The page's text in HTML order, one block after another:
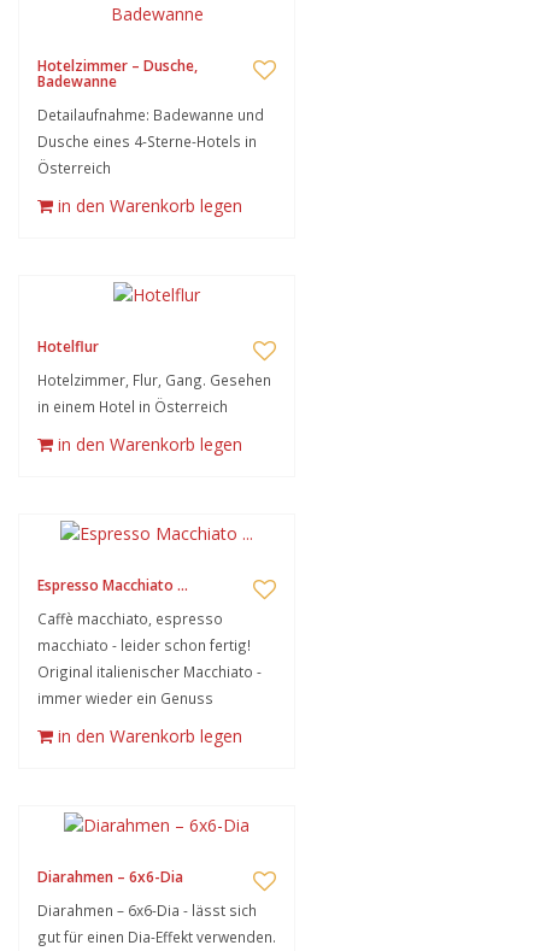
Hotelzimmer – Dusche,
Badewanne
Detailaufnahme: Badewanne und
Dusche eines 4-Sterne-Hotels in
Österreich
in den Warenkorb legen
Hotelflur
Hotelzimmer, Flur, Gang. Gesehen
in einem Hotel in Österreich
in den Warenkorb legen
Espresso Macchiato ...
Caffè macchiato, espresso
macchiato - leider schon fertig!
Original italienischer Macchiato -
immer wieder ein Genuss
in den Warenkorb legen
Diarahmen – 6x6-Dia
Diarahmen – 6x6-Dia - lässt sich
gut für einen Dia-Effekt verwenden.